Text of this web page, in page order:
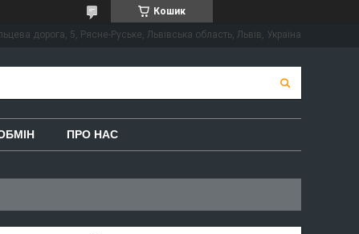
Кошик
дорога, 5, Рясне-Руське, Львівська область, Львів, Україна
ПРО НАС